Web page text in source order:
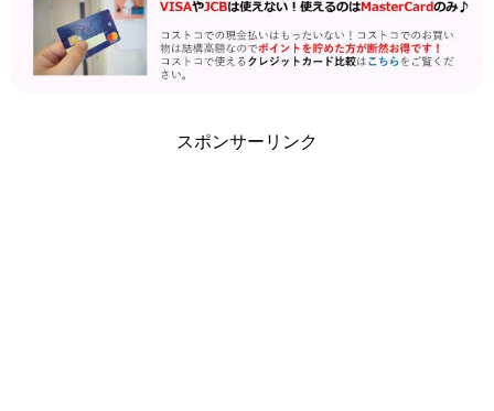
スポンサーリンク